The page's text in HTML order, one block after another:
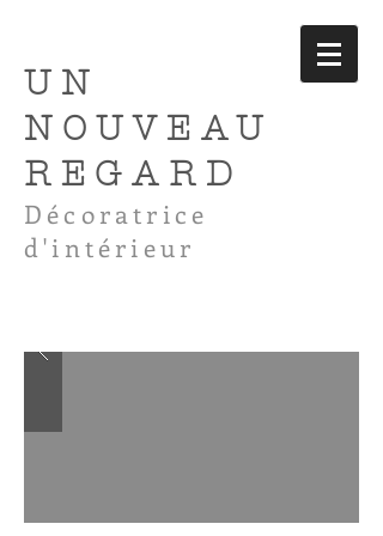
UN
NOUVEAU
REGARD
Décoratrice
d'intérieur